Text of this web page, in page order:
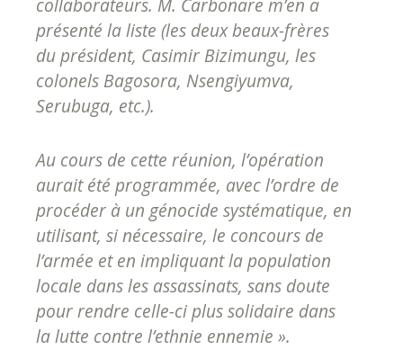
collaborateurs. M. Carbonare m’en a
présenté la liste (les deux beaux-frères
du président, Casimir Bizimungu, les
colonels Bagosora, Nsen­giyumva,
Serubuga, etc.).
Au cours de cette réunion, l’opération
aurait été programmée, avec l’ordre de
procéder à un génocide systématique, en
utilisant, si nécessaire, le concours de
l’armée et en impliquant la population
locale dans les assassinats, sans doute
pour rendre celle-ci plus solidaire dans
la lutte contre l’ethnie ennemie ».